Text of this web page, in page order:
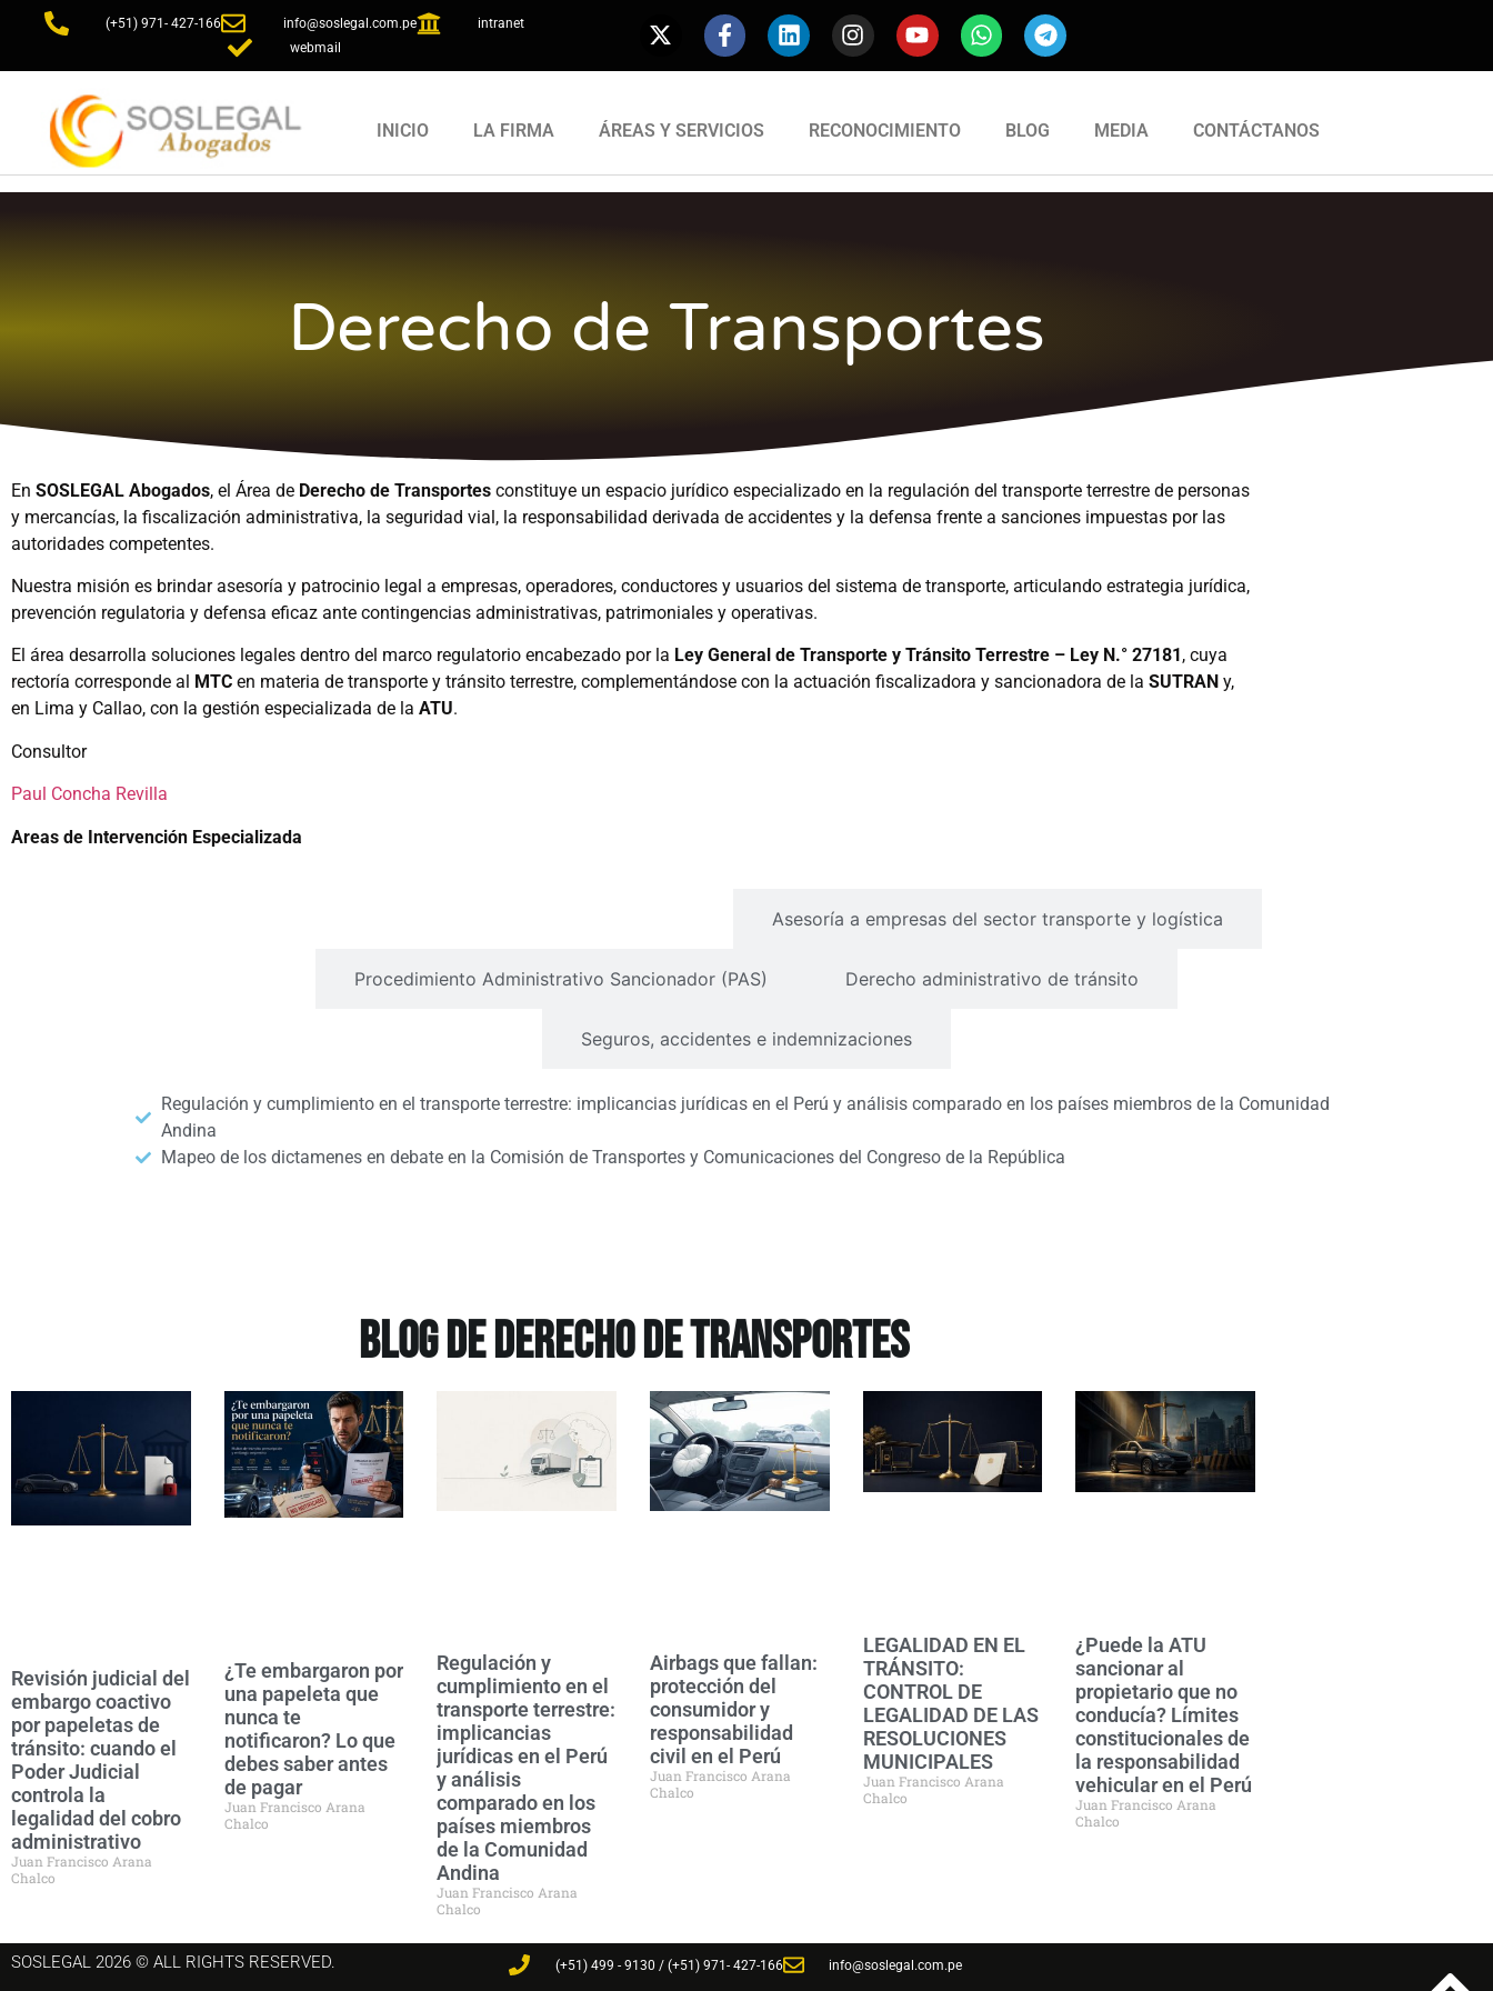
(+51) 971- 427-166 info@soslegal.com.pe
intranet
webmail
INICIO LA FIRMA ÁREAS Y SERVICIOS RECONOCIMIENTO BLOG MEDIA CONTÁCTANOS
Derecho de Transportes
En SOSLEGAL Abogados, el Área de Derecho de Transportes constituye un espacio jurídico especializado en la regulación del transporte terrestre de personas
y mercancías, la fiscalización administrativa, la seguridad vial, la responsabilidad derivada de accidentes y la defensa frente a sanciones impuestas por las
autoridades competentes.
Nuestra misión es brindar asesoría y patrocinio legal a empresas, operadores, conductores y usuarios del sistema de transporte, articulando estrategia jurídica,
prevención regulatoria y defensa eficaz ante contingencias administrativas, patrimoniales y operativas.
El área desarrolla soluciones legales dentro del marco regulatorio encabezado por la Ley General de Transporte y Tránsito Terrestre – Ley N.° 27181 , cuya
rectoría corresponde al
MTC en materia de transporte y tránsito terrestre, complementándose con la actuación fiscalizadora y sancionadora de la SUTRAN y,
en Lima y Callao, con la gestión especializada de la ATU.
Consultor
Paul Concha Revilla
Areas de Intervención Especializada
Asesoría a empresas del sector transporte y logística
Procedimiento Administrativo Sancionador (PAS) Derecho administrativo de tránsito
Seguros, accidentes e indemnizaciones
Regulación y cumplimiento en el transporte terrestre: implicancias jurídicas en el Perú y análisis comparado en los países miembros de la Comunidad
Andina
Mapeo de los dictamenes en debate en la Comisión de Transportes y Comunicaciones del Congreso de la República
BLOG DE DERECHO de transportes
Revisión judicial del
embargo coactivo
por papeletas de
tránsito: cuando el
Poder Judicial
controla la
legalidad del cobro
administrativo
Juan Francisco Arana
Chalco
¿Te embargaron por
una papeleta que
nunca te
notificaron? Lo que
debes saber antes
de pagar
Juan Francisco Arana
Chalco
Regulación y
cumplimiento en el
transporte terrestre:
implicancias
jurídicas en el Perú
y análisis
comparado en los
países miembros
de la Comunidad
Andina
Juan Francisco Arana
Chalco
Airbags que fallan:
protección del
consumidor y
responsabilidad
civil en el Perú
Juan Francisco Arana
Chalco
LEGALIDAD EN EL
TRÁNSITO:
CONTROL DE
LEGALIDAD DE LAS
RESOLUCIONES
MUNICIPALES
Juan Francisco Arana
Chalco
¿Puede la ATU
sancionar al
propietario que no
conducía? Límites
constitucionales de
la responsabilidad
vehicular en el Perú
Juan Francisco Arana
Chalco
SOSLEGAL 2026 © ALL RIGHTS RESERVED. (+51) 499 - 9130 / (+51) 971- 427-166 info@soslegal.com.pe